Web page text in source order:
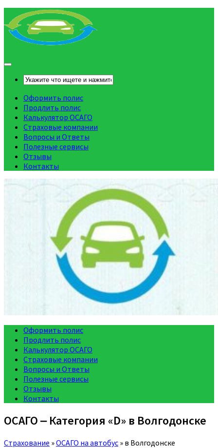
Оформить полис
Продлить полис
Калькулятор ОСАГО
Страховые компании
Вопросы и Ответы
Полезные сервисы
Отзывы
Контакты
Оформить полис
Продлить полис
Калькулятор ОСАГО
Страховые компании
Вопросы и Ответы
Полезные сервисы
Отзывы
Контакты
ОСАГО ‒ Категория «D» в Волгодонске
Страхование »ОСАГО на автобус » в Волгодонске